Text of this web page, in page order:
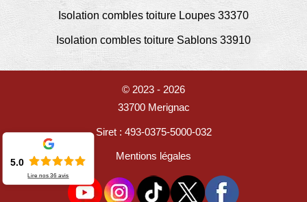
Isolation combles toiture Loupes 33370
Isolation combles toiture Sablons 33910
© 2023 - 2026
33700 Merignac
Siret : 493-0375-5000-032
Mentions légales
5.0
Lire nos36 avis